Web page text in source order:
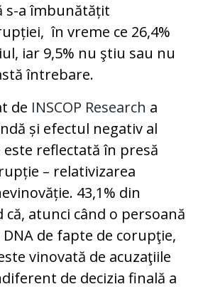
s-a îmbunătățit
în vreme ce 26,4%
iar 9,5% nu ştiu sau nu
întrebare.
de INSCOP Research a
și efectul negativ al
reflectată în presă
– relativizarea
43,1% din
că, atunci când o persoană
de fapte de corupţie,
vinovată de acuzaţiile
de decizia finală a